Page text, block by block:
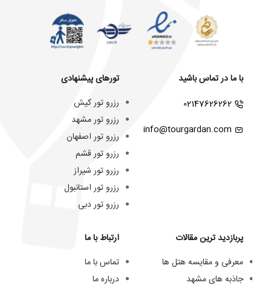
با ما در تماس باشید
02147626262
info@tourgardan.com
تورهای پیشنهادی
رزرو تور کیش
رزرو تور مشهد
رزرو تور اصفهان
رزرو تور قشم
رزرو تور شیراز
رزرو تور استانبول
رزرو تور دبی
پربازدید ترین مقالات
معرفی و مقایسه هتل ها
جاذبه های مشهد
ارتباط با ما
تماس با ما
درباره ما